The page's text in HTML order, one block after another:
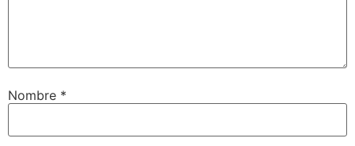
Nombre *